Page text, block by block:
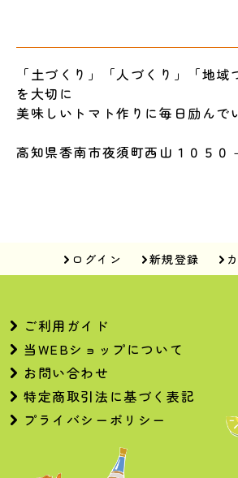
「土づくり」「人づくり」「地
を大切に
美味しいトマト作りに毎日励んで
高知県香南市夜須町西山１０５０
ログイン 新規登録
ご利用ガイド
当WEBショップについて
お問い合わせ
特定商取引法に基づく表記
プライバシーポリシー